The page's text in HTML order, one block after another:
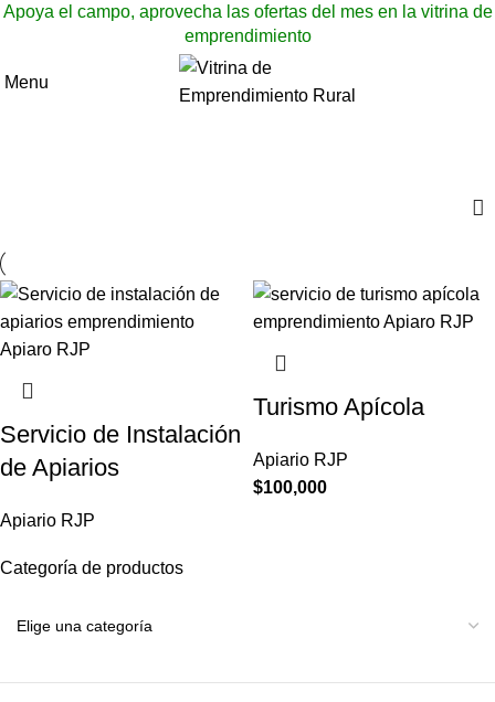
Apoya el campo, aprovecha las ofertas del mes en la vitrina de
emprendimiento
Menu
Categoría de productos
Servicio de Instalación
de Apiarios
Apiario RJP
Turismo Apícola
Apiario RJP
$100,000